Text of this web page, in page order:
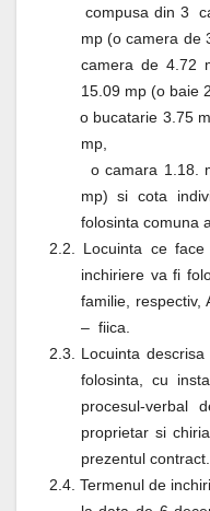
compusa din 3
mp (o camera de
camera de 4.72
15.09 mp (o baie
o bucatarie 3.75
mp,
o camara 1.18.
mp) si cota
folosinta comuna
2.2. Locuinta ce
inchiriere va fi
familie, respectiv,
– fiica.
2.3. Locuinta
folosinta, cu
procesul-verbal
proprietar si
prezentul contract.
2.4. Termenul de